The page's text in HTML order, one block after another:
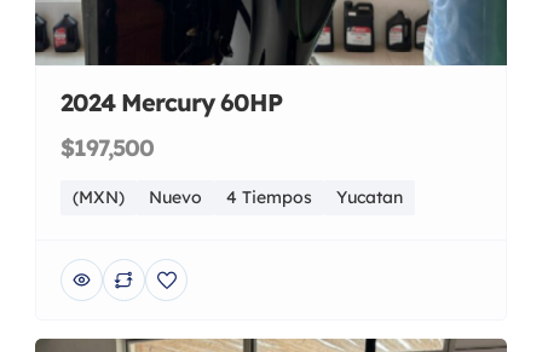
2024 Mercury 60HP
$197,500
(MXN) Nuevo 4 Tiempos Yucatan